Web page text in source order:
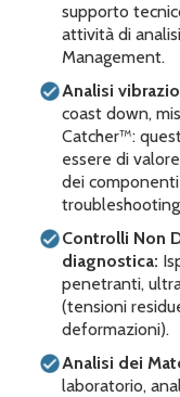
supporto
attività di
Management.
Analisi
coast down,
Catcher™:
essere di
dei
Controlli Non
diagnostica:
penetranti,
(tensioni
deformazioni).
Analisi dei
laboratorio,